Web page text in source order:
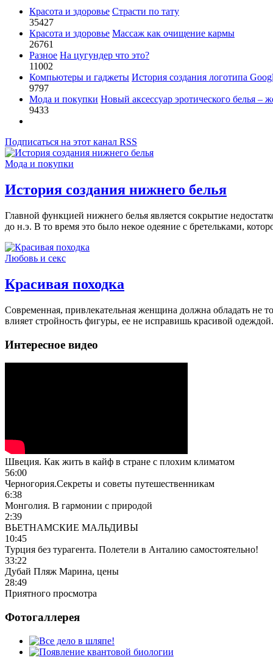
Красота и здоровье Страсти по тату
35427
Красота и здоровье Массаж как очищение кармы
26761
Разное На цугундер что это?
11002
Компьютеры и гаджеты История создания логотипа
9797
Мода и покупки Новый аксессуар эротического белья –
9433
Подписаться на этот канал RSS
Мода и покупки
История создания нижнего белья
Главной функцией нижнего белья является сокрытие
до н.э. В то время это было некое одеяние с бретельками,
Любовь и секс
Красивая походка
Современная, привлекательная женщина должна обладать
влияет стройность фигуры, ее не исправишь красивой
Интересное видео
Швеция. Как жить в кайф в стране с плохим климатом
56:00
Черногория.Секреты и советы путешественникам
6:38
Монголия. В гармонии с природой
2:39
ВЬЕТНАМСКИЕ МАЛЬДИВЫ
10:45
Турция без турагента. Полетели в Анталию самостоятельно!
33:22
Дубай Пляж Марина, цены
28:49
Приятного просмотра
Фотогаллерея